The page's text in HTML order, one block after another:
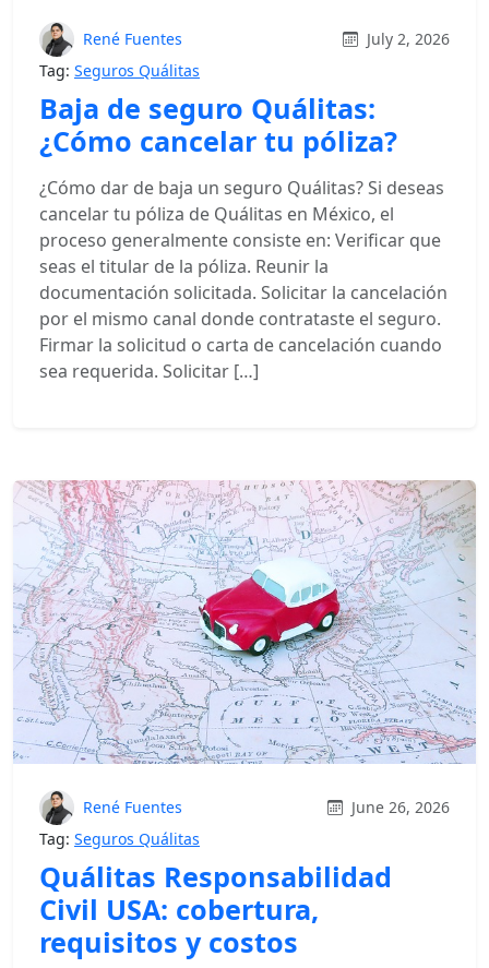
René Fuentes
July 2, 2026
Tag: Seguros Quálitas
Baja de seguro Quálitas:
¿Cómo cancelar tu póliza?
¿Cómo dar de baja un seguro Quálitas? Si deseas
cancelar tu póliza de Quálitas en México, el
proceso generalmente consiste en: Verificar que
seas el titular de la póliza. Reunir la
documentación solicitada. Solicitar la cancelación
por el mismo canal donde contrataste el seguro.
Firmar la solicitud o carta de cancelación cuando
sea requerida. Solicitar […]
René Fuentes
June 26, 2026
Tag: Seguros Quálitas
Quálitas Responsabilidad
Civil USA: cobertura,
requisitos y costos